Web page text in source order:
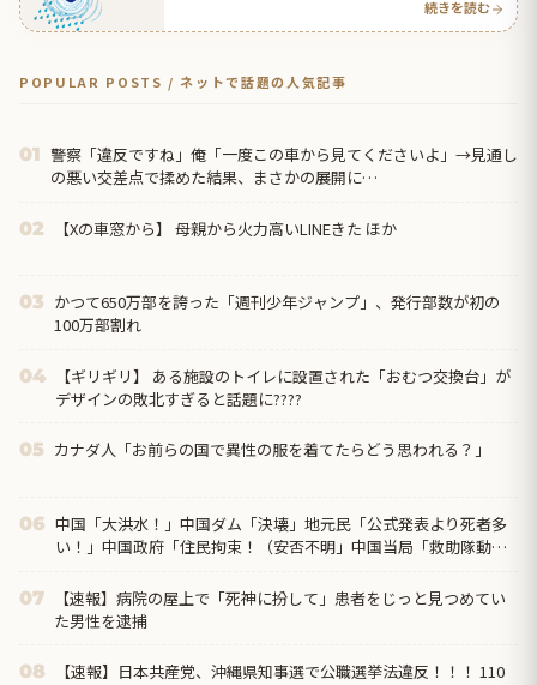
続きを読む
POPULAR POSTS / ネットで話題の人気記事
01 警察「違反ですね」俺「一度この車から見てくださいよ」→見通し
の悪い交差点で揉めた結果、まさかの展開に…
02 【Xの車窓から】 母親から火力高いLINEきた ほか
03 かつて650万部を誇った「週刊少年ジャンプ」、発行部数が初の
100万部割れ
04
【ギリギリ】 ある施設のトイレに設置された「おむつ交換台」が
デザインの敗北すぎると話題に????
05 カナダ人「お前らの国で異性の服を着てたらどう思われる？」
06 中国「大洪水！」中国ダム「決壊」地元民「公式発表より死者多
い！」中国政府「住民拘束！（安否不明」中国当局「救助隊動画
07
【速報】病院の屋上で「死神に扮して」患者をじっと見つめてい
た男性を逮捕
08
【速報】日本共産党、沖縄県知事選で公職選挙法違反！！！ 110